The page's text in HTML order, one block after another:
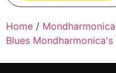
Home / Mondharmonica
Blues Mondharmonica's